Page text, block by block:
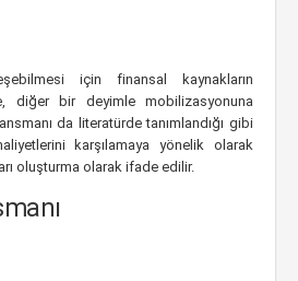
için finansal kaynakların
diğer bir deyimle mobilizasyonuna
da literatürde tanımlandığı gibi
karşılamaya yönelik olarak
oluşturma olarak ifade edilir.